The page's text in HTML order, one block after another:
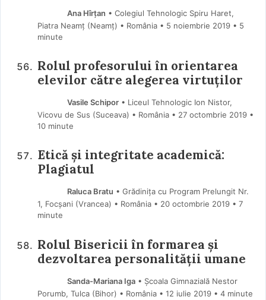
Ana Hîrțan • Colegiul Tehnologic Spiru Haret,
Piatra Neamț (Neamţ) • România
5 noiembrie 2019 • 5
minute
Rolul profesorului în orientarea
elevilor către alegerea virtuţilor
Vasile Schipor• Liceul Tehnologic Ion Nistor,
Vicovu de Sus (Suceava) • România
27 octombrie 2019 •
10 minute
Etică și integritate academică:
Plagiatul
Raluca Bratu • Grădinița cu Program Prelungit Nr.
1, Focșani (Vrancea) • România
20 octombrie 2019 • 7
minute
Rolul Bisericii în formarea şi
dezvoltarea personalităţii umane
Sanda-Mariana Iga• Școala Gimnazială Nestor
Porumb, Tulca (Bihor) • România
12 iulie 2019 • 4 minute